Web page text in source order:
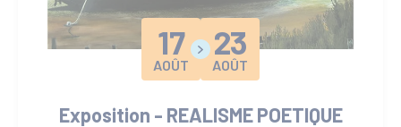
17
AOÛT
23
AOÛT
Exposition - REALISME POETIQUE